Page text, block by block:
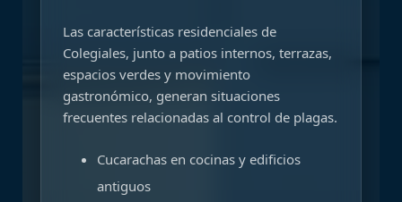
Las características residenciales de
Colegiales, junto a patios internos, terrazas,
espacios verdes y movimiento
gastronómico, generan situaciones
frecuentes relacionadas al control de plagas.
Cucarachas en cocinas y edificios
antiguos